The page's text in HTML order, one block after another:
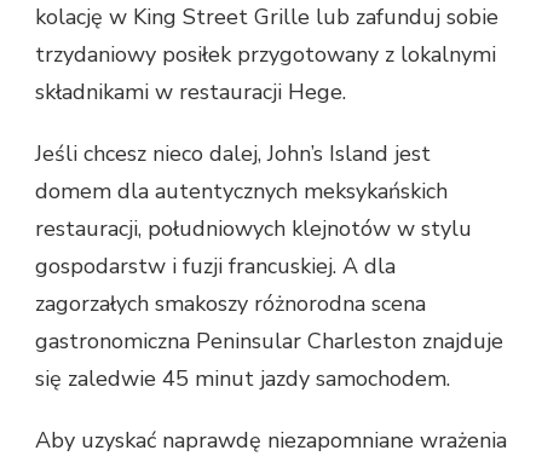
kolację w King Street Grille lub zafunduj sobie
trzydaniowy posiłek przygotowany z lokalnymi
składnikami w restauracji Hege.
Jeśli chcesz nieco dalej, John’s Island jest
domem dla autentycznych meksykańskich
restauracji, południowych klejnotów w stylu
gospodarstw i fuzji francuskiej. A dla
zagorzałych smakoszy różnorodna scena
gastronomiczna Peninsular Charleston znajduje
się zaledwie 45 minut jazdy samochodem.
Aby uzyskać naprawdę niezapomniane wrażenia